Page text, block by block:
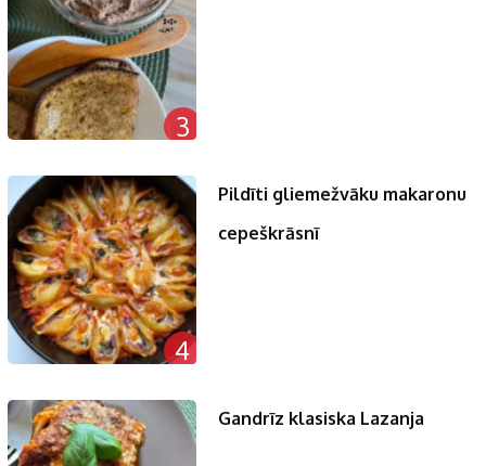
3
4
Pildīti gliemežvāku makaronu
cepeškrāsnī
Gandrīz klasiska Lazanja